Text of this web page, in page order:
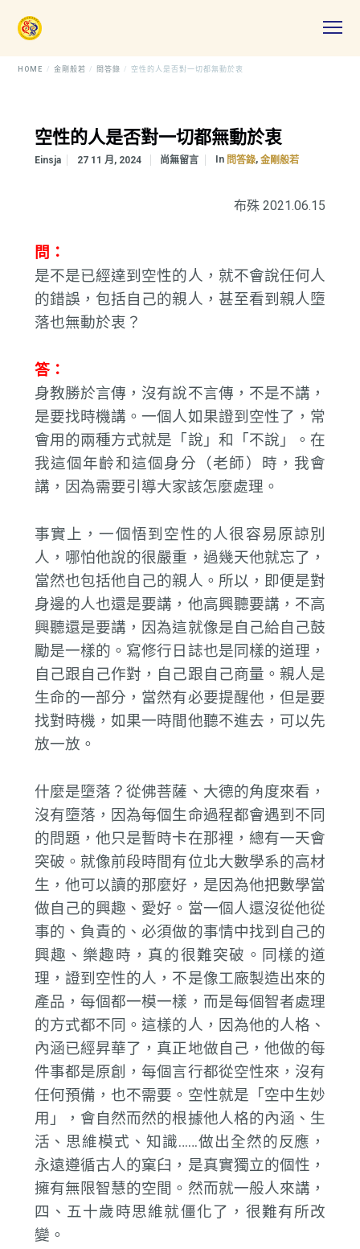
HOME 金剛般若 問答錄 空性的人是否對一切都無動於衷
空性的人是否對一切都無動於衷
Einsja 27 11 月, 2024 尚無留言 In 問答錄, 金剛般若
布殊 2021.06.15
問：
是不是已經達到空性的人，就不會說任何人
的錯誤，包括自己的親人，甚至看到親人墮
落也無動於衷？
答：
身教勝於言傳，沒有說不言傳，不是不講，
是要找時機講。一個人如果證到空性了，常
會用的兩種方式就是「說」和「不說」。在
我這個年齡和這個身分（老師）時，我會
講，因為需要引導大家該怎麼處理。
事實上，一個悟到空性的人很容易原諒別
人，哪怕他說的很嚴重，過幾天他就忘了，
當然也包括他自己的親人。所以，即便是對
身邊的人也還是要講，他高興聽要講，不高
興聽還是要講，因為這就像是自己給自己鼓
勵是一樣的。寫修行日誌也是同樣的道理，
自己跟自己作對，自己跟自己商量。親人是
生命的一部分，當然有必要提醒他，但是要
找對時機，如果一時間他聽不進去，可以先
放一放。
什麼是墮落？從佛菩薩、大德的角度來看，
沒有墮落，因為每個生命過程都會遇到不同
的問題，他只是暫時卡在那裡，總有一天會
突破。就像前段時間有位北大數學系的高材
生，他可以讀的那麼好，是因為他把數學當
做自己的興趣、愛好。當一個人還沒從他從
事的、負責的、必須做的事情中找到自己的
興趣、樂趣時，真的很難突破。同樣的道
理，證到空性的人，不是像工廠製造出來的
產品，每個都一模一樣，而是每個智者處理
的方式都不同。這樣的人，因為他的人格、
內涵已經昇華了，真正地做自己，他做的每
件事都是原創，每個言行都從空性來，沒有
任何預備，也不需要。空性就是「空中生妙
用」，會自然而然的根據他人格的內涵、生
活、思維模式、知識……做出全然的反應，
永遠遵循古人的窠臼，是真實獨立的個性，
擁有無限智慧的空間。然而就一般人來講，
四、五十歲時思維就僵化了，很難有所改
變。